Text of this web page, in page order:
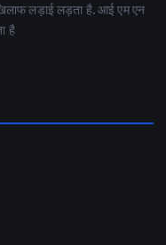
लड़ाई लड़ता है. आई एम एन
है